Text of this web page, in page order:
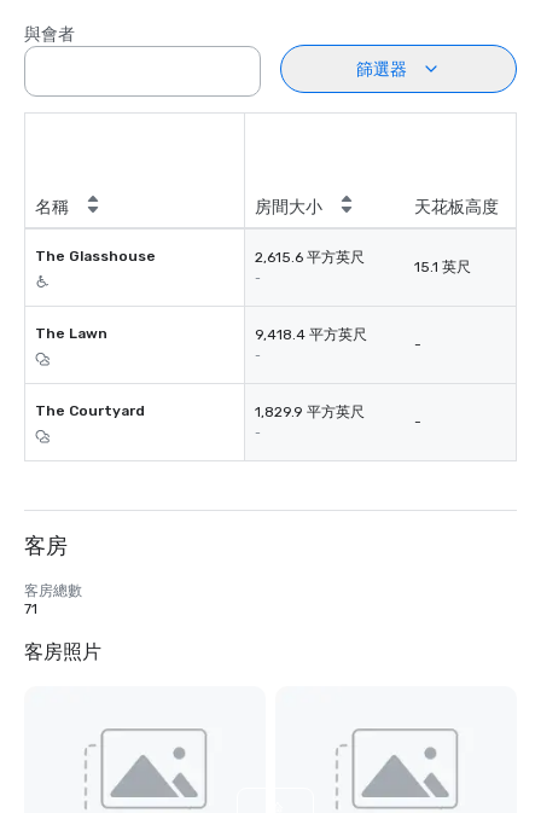
與會者
篩選器
名稱 房間大小 天花板高度
The Glasshouse 2,615.6 平方英尺
-
15.1 英尺
The Lawn 9,418.4 平方英尺
-
-
The Courtyard 1,829.9 平方英尺
-
-
客房
客房總數
71
客房照片